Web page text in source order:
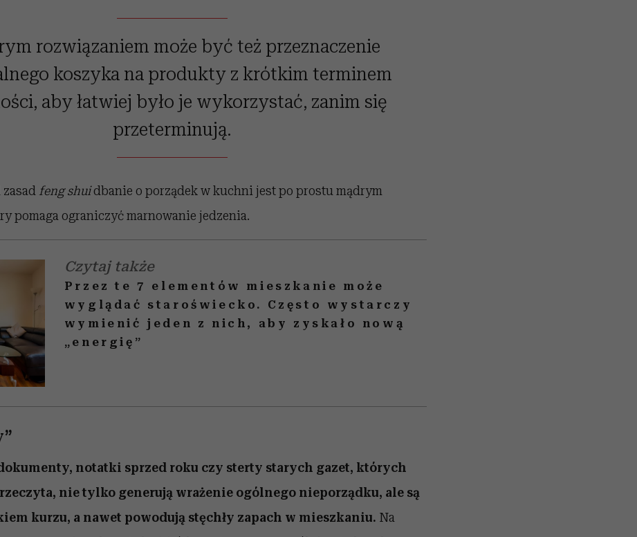
rozwiązaniem może być też przeznaczenie
koszyka na produkty z krótkim terminem
aby łatwiej było je wykorzystać, zanim się
przeterminują.
feng shuidbanie o porządek w kuchni jest po prostu mądrym
pomaga ograniczyć marnowanie jedzenia.
Czytaj także
Przez te 7 elementów mieszkanie może
wyglądać staroświecko. Często wystarczy
wymienić jeden z nich, aby zyskało nową
„energię”
notatki sprzed roku czy sterty starych gazet, których
nie tylko generują wrażenie ogólnego nieporządku, ale są
kurzu, a nawet powodują stęchły zapach w mieszkaniu. Na